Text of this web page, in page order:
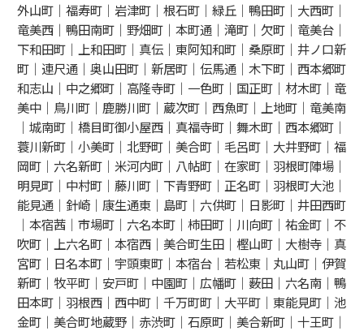
外山町｜福寿町｜岩津町｜根石町｜緑丘｜鴨田町｜大西町｜
竜美西｜鴨田南町｜野畑町｜本町通｜滝町｜欠町｜竜美台｜
下和田町｜上和田町｜真伝｜東阿知和町｜桑原町｜井ノ口新
町｜連尺通｜奥山田町｜新居町｜伝馬通｜木下町｜西本郷町
和志山｜中之郷町｜高隆寺町｜一色町｜国正町｜材木町｜竜
美中｜鳥川町｜鹿勝川町｜蔵次町｜西魚町｜上地町｜竜美南
｜城南町｜橋目町御小屋西｜真福寺町｜舞木町｜西本郷町｜
蓑川新町｜小美町｜北野町｜美合町｜毛呂町｜大井野町｜福
岡町｜六名新町｜米河内町｜八帖町｜在家町｜羽根町陣場｜
明見町｜中村町｜藤川町｜下青野町｜正名町｜羽根町大池｜
能見通｜針崎｜康生通東｜島町｜六供町｜日影町｜井田西町
｜本宿茜｜市場町｜六名本町｜柿田町｜川向町｜祐金町｜不
吹町｜上六名町｜本宿西｜美合町生田｜樫山町｜大樹寺｜真
宮町｜日名本町｜宇頭東町｜本宿台｜若松東｜丸山町｜伊賀
新町｜牧平町｜安戸町｜中園町｜広幡町｜薮田｜六名南｜鴨
田本町｜羽根西｜西中町｜千万町町｜大平町｜東能見町｜池
金町｜美合町地蔵野｜赤渋町｜石原町｜美合新町｜十王町｜